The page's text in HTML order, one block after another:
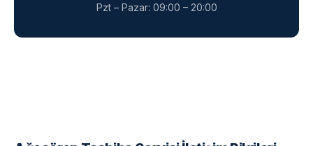
Pzt – Pazar: 09:00 – 20:00